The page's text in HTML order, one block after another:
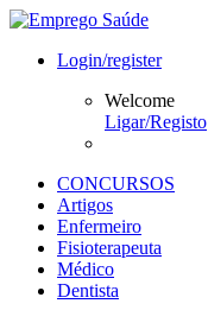
Login/register
Welcome
Ligar/Registo
CONCURSOS
Artigos
Enfermeiro
Fisioterapeuta
Médico
Dentista